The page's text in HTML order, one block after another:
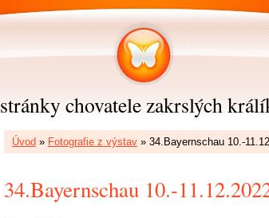
stránky chovatele zakrslých
Úvod » Fotografie z výstav » 34.Bayernschau 10.-
34.Bayernschau 10.-